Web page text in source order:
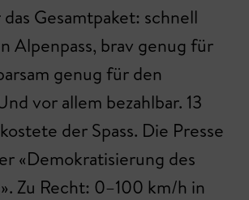
Gesamtpaket: schnell
Alpenpass, brav genug für
genug für den
vor allem bezahlbar. 13
der Spass. Die Presse
«Demokratisierung des
Zu Recht: 0–100 km/h in